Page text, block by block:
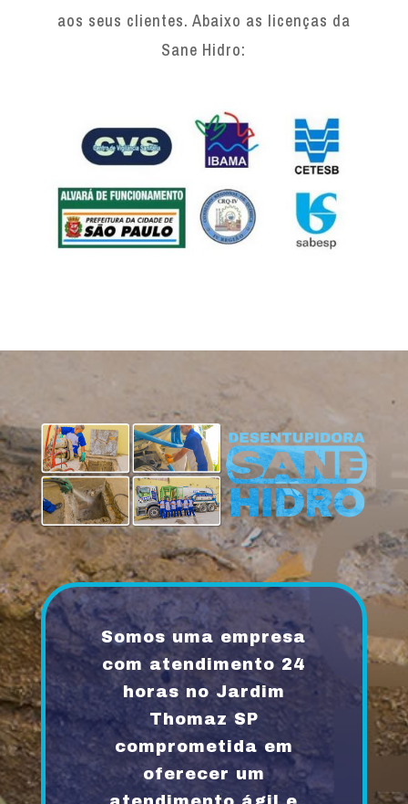
aos seus clientes. Abaixo as licenças da
Sane Hidro:
Somos uma empresa
com atendimento 24
horas no Jardim
Thomaz SP
comprometida em
oferecer um